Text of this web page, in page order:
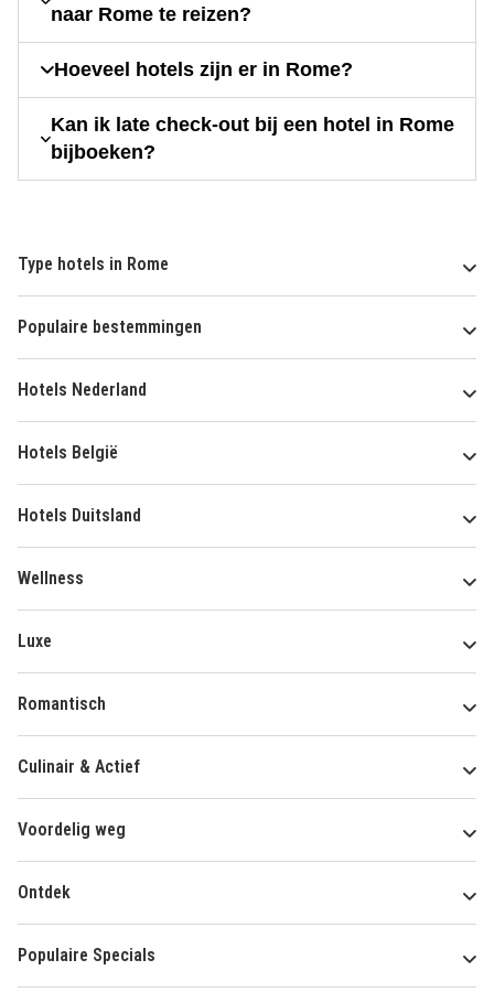
naar Rome te reizen?
Hoeveel hotels zijn er in Rome?
Kan ik late check-out bij een hotel in Rome
bijboeken?
Type hotels in Rome
Populaire bestemmingen
Hotels Nederland
Hotels België
Hotels Duitsland
Wellness
Luxe
Romantisch
Culinair & Actief
Voordelig weg
Ontdek
Populaire Specials